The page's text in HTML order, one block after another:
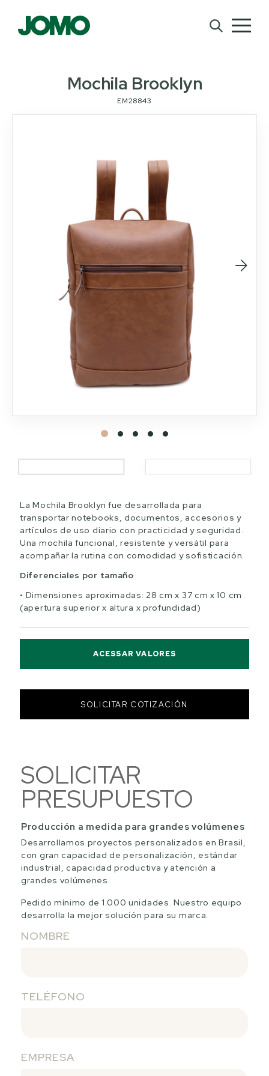
Mochila Brooklyn
EM28843
La Mochila Brooklyn fue desarrollada para
transportar notebooks, documentos, accesorios y
artículos de uso diario con practicidad y seguridad.
Una mochila funcional, resistente y versátil para
acompañar la rutina con comodidad y sofisticación.
Diferenciales por tamaño
Dimensiones aproximadas: 28 cm x 37 cm x 10 cm
(apertura superior x altura x profundidad)
ACESSAR VALORES
SOLICITAR COTIZACIÓN
SOLICITAR
PRESUPUESTO
Producción a medida para grandes volúmenes
Desarrollamos proyectos personalizados en Brasil,
con gran capacidad de personalización, estándar
industrial, capacidad productiva y atención a
grandes volúmenes.
Pedido mínimo de 1.000 unidades. Nuestro equipo
desarrolla la mejor solución para su marca.
NOMBRE
TELÉFONO
EMPRESA